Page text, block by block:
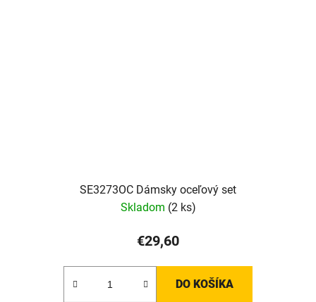
SE3273OC Dámsky oceľový set
Skladom (2 ks)
€29,60
DO KOŠÍKA